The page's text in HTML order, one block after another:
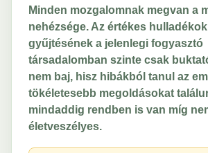
Minden mozgalomnak megvan a
nehézsége. Az értékes
gyűjtésének a jelenlegi fogyasztó
társadalomban szinte csak
nem baj, hisz hibákból tanul az
tökéletesebb megoldásokat
mindaddig rendben is van míg
életveszélyes.